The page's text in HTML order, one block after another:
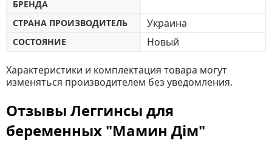
БРЕНДА
СТРАНА ПРОИЗВОДИТЕЛЬ Украина
СОСТОЯНИЕ Новый
Характеристики и комплектация товара могут
изменяться производителем без уведомления.
Отзывы Леггинсы для
беременных "Мамин Дім"